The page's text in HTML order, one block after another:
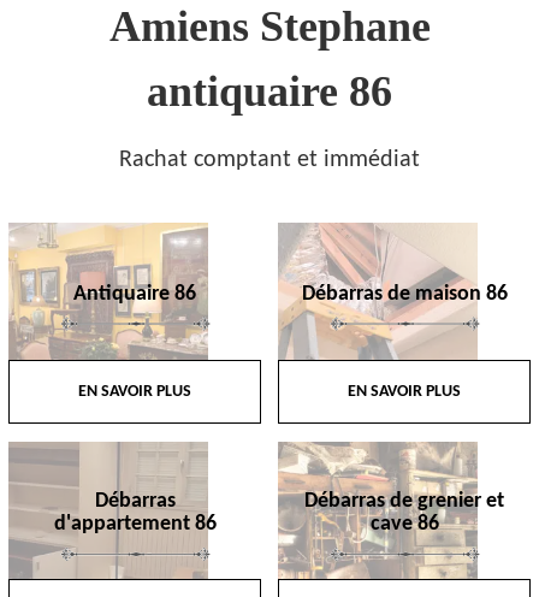
Amiens Stephane
antiquaire 86
Rachat comptant et immédiat
Antiquaire 86
EN SAVOIR PLUS
Débarras de maison 86
EN SAVOIR PLUS
Débarras
d'appartement 86
Débarras de grenier et
cave 86